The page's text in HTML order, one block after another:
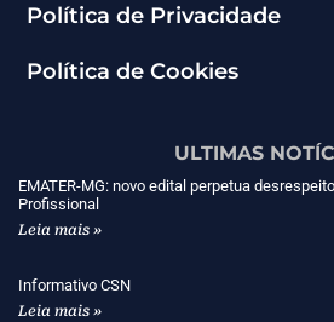
Política de Privacidade
Política de Cookies
ULTIMAS
EMATER-MG: novo edital perpetua
Profissional
Leia mais »
Informativo CSN
Leia mais »